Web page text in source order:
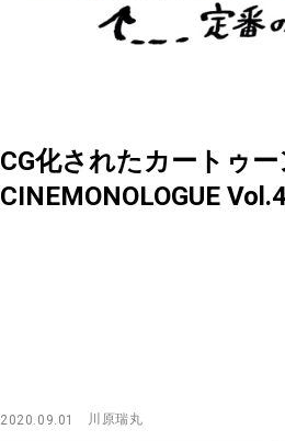
CG化されたカートゥ
CINEMONOLOGUE
2020.09.01 川原瑞丸